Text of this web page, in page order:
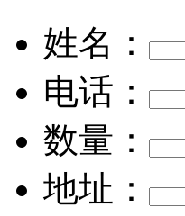
姓名：
电话：
数量：
地址：